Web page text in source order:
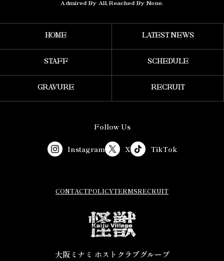
Admired By All, Reached By None.
HOME LATEST NEWS
STAFF SCHEDULE
GRAVURE RECRUIT
Follow Us
Instagram X TikTok
CONTACTPOLICYTERMSRECRUIT
大阪ミナミ ホストクラブグループ